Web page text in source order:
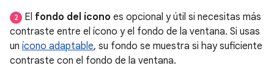
2 El fondo del ícono es opcional y útil si necesitas más
contraste entre el ícono y el fondo de la ventana. Si usas
un ícono adaptable, su fondo se muestra si hay suficiente
contraste con el fondo de la ventana.